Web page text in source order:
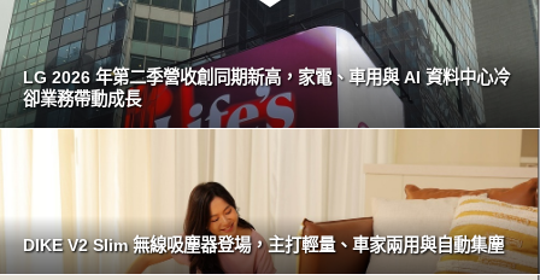
LG 2026 年第二季營收創同期新高，家電、車用與 AI 資料中心冷
卻業務帶動成長
DIKE V2 Slim 無線吸塵器登場，主打輕量、車家兩用與自動集塵